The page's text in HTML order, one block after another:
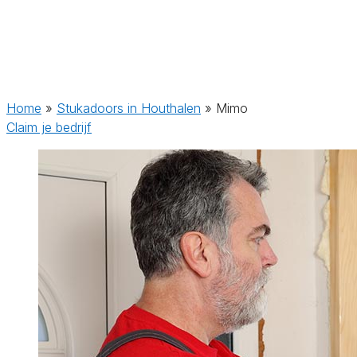
Home » Stukadoors in Houthalen » Mimo
Claim je bedrijf